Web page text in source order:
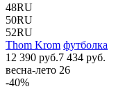
48RU
50RU
52RU
Thom Krom футболка
12 390 руб.7 434 руб.
весна-лето 26
-40%